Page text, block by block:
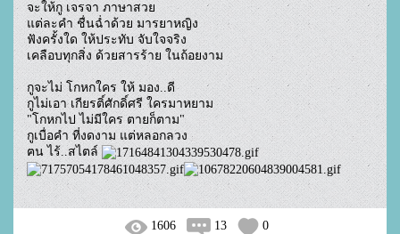
จะให้กู เจรจา ภาษาสวย
แต่ละคำ ชื่นฉ่ำด้วย มารยาหญิง
ฟังครั้งใด ให้ประทับ จับใจจริง
เคลือบทุกสิ่ง ด้วยสารร้าย ในถ้อยงาม
กูจะไม่ โกหกใคร ให้ มอง..ดี
กูไม่เอา เกียรติ์ศักดิ์ศรี ใครมาหยาม
"โกหกไป ไม่มีใคร ตายก็ตาม"
กูเบื่อคำ ที่งดงาม แต่หลอกลวง
ฅน ไร้..สไตล์
1606 13 0